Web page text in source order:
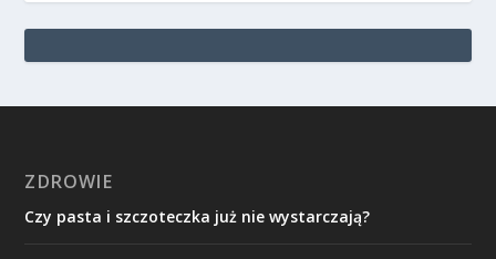
ZDROWIE
Czy pasta i szczoteczka już nie wystarczają?